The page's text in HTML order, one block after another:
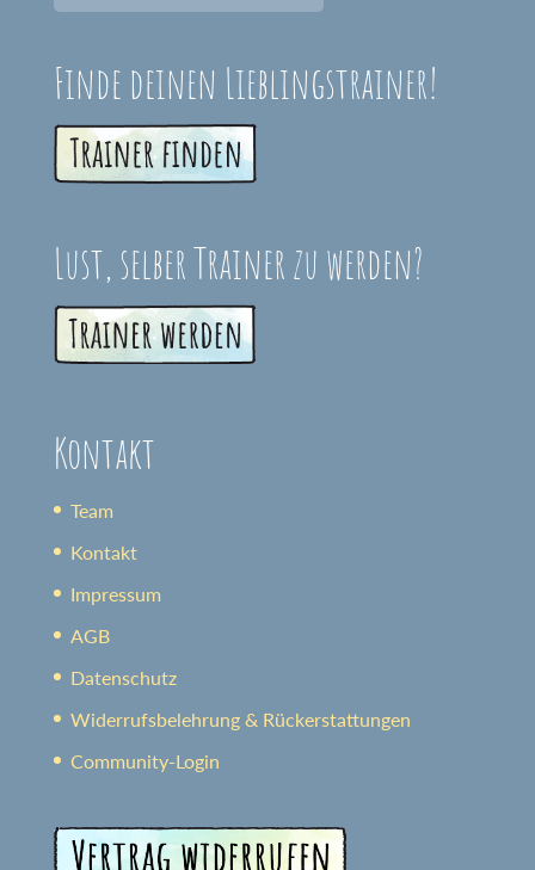
Finde deinen Lieblingstrainer!
Lust, selber Trainer zu werden?
Kontakt
Team
Kontakt
Impressum
AGB
Datenschutz
Widerrufsbelehrung & Rückerstattungen
Community-Login